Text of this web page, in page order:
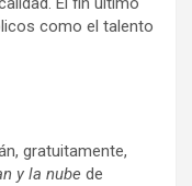
como el talento
gratuitamente,
y la nube de